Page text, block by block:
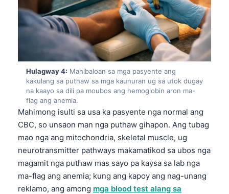
Hulagway 4: Mahibaloan sa mga pasyente ang
kakulang sa puthaw sa mga kaunuran ug sa utok dugay
na kaayo sa dili pa moubos ang hemoglobin aron ma-
flag ang anemia.
Mahimong isulti sa usa ka pasyente nga normal ang
CBC, so unsaon man nga puthaw gihapon. Ang tubag
mao nga ang mitochondria, skeletal muscle, ug
neurotransmitter pathways makamatikod sa ubos nga
magamit nga puthaw mas sayo pa kaysa sa lab nga
ma-flag ang anemia; kung ang kapoy ang nag-unang
reklamo, ang among mga blood test alang sa